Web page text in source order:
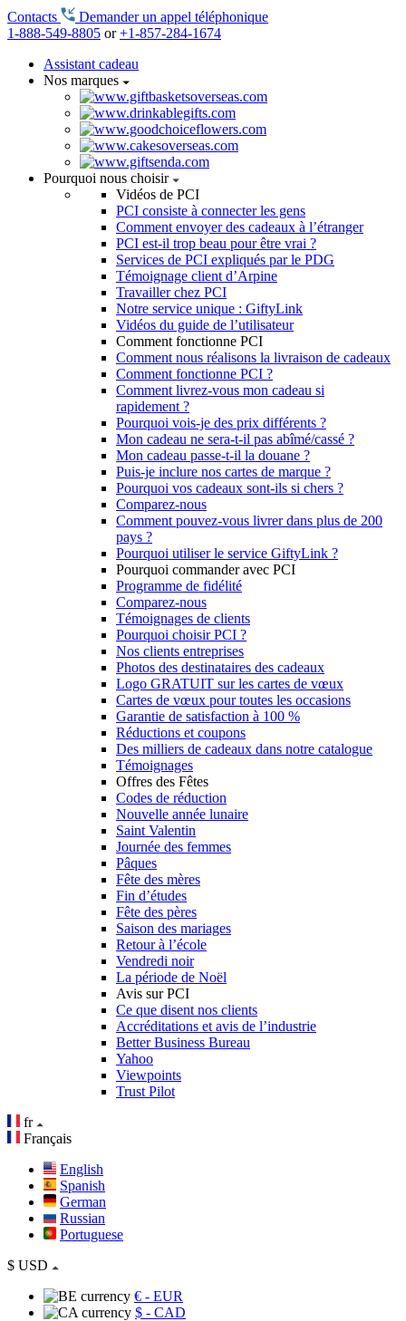
Contacts
Demander un appel téléphonique
1-888-549-8805 or+1-857-284-1674
Assistant cadeau
Nos marques
Pourquoi nous choisir
Vidéos de PCI
PCI consiste à connecter les gens
Comment envoyer des cadeaux à l’étranger
PCI est-il trop beau pour être vrai ?
Services de PCI expliqués par le PDG
Témoignage client d’Arpine
Travailler chez PCI
Notre service unique : GiftyLink
Vidéos du guide de l’utilisateur
Comment fonctionne PCI
Comment nous réalisons la livraison de cadeaux
Comment fonctionne PCI ?
Comment livrez-vous mon cadeau si
rapidement ?
Pourquoi vois-je des prix différents ?
Mon cadeau ne sera-t-il pas abîmé/cassé ?
Mon cadeau passe-t-il la douane ?
Puis-je inclure nos cartes de marque ?
Pourquoi vos cadeaux sont-ils si chers ?
Comparez-nous
Comment pouvez-vous livrer dans plus de 200
pays ?
Pourquoi utiliser le service GiftyLink ?
Pourquoi commander avec PCI
Programme de fidélité
Comparez-nous
Témoignages de clients
Pourquoi choisir PCI ?
Nos clients entreprises
Photos des destinataires des cadeaux
Logo GRATUIT sur les cartes de vœux
Cartes de vœux pour toutes les occasions
Garantie de satisfaction à 100 %
Réductions et coupons
Des milliers de cadeaux dans notre catalogue
Témoignages
Offres des Fêtes
Codes de réduction
Nouvelle année lunaire
Saint Valentin
Journée des femmes
Pâques
Fête des mères
Fin d’études
Fête des pères
Saison des mariages
Retour à l’école
Vendredi noir
La période de Noël
Avis sur PCI
Ce que disent nos clients
Accréditations et avis de l’industrie
Better Business Bureau
Yahoo
Viewpoints
Trust Pilot
fr
Français
English
Spanish
German
Russian
Portuguese
$ USD
€ - EUR
$ - CAD